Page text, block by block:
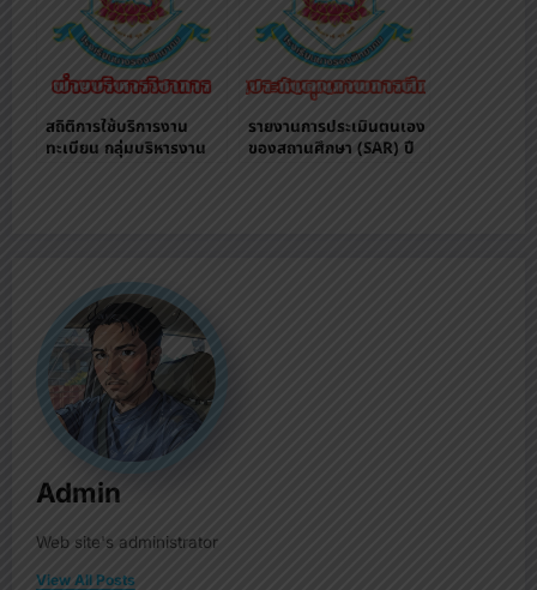
สถิติการใช้บริการงาน
ทะเบียน กลุ่มบริหารงาน
รายงานการประเมินตนเอง
ของสถานศึกษา (SAR) ปี
Admin
Web site's administrator
View All Posts